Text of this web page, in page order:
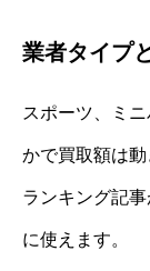
業者タイプ
スポーツ、ミ
かで買取額は動
ランキング記
に使えます。